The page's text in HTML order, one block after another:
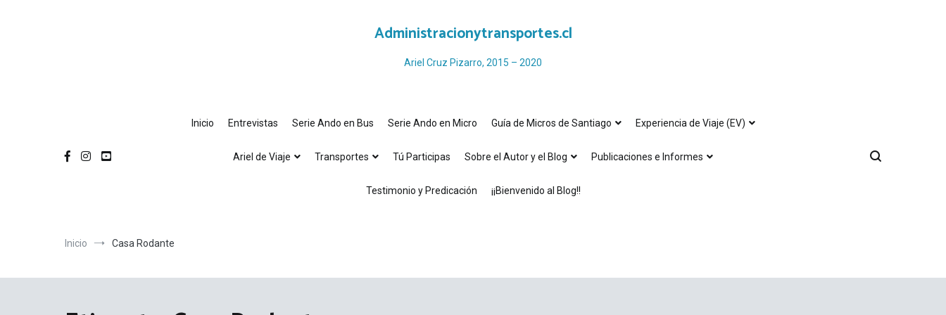
Administracionytransportes.cl
Ariel Cruz Pizarro, 2015 – 2020
Inicio Entrevistas Serie Ando en Bus Serie Ando en Micro Guía de Micros de Santiago Experiencia de Viaje (EV)
Ariel de Viaje Transportes Tú Participas Sobre el Autor y el Blog Publicaciones e Informes
Testimonio y Predicación ¡¡Bienvenido al Blog!!
Inicio Casa Rodante